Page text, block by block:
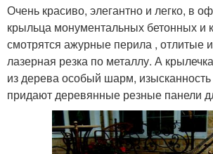
Очень красиво, элегантно и легко, в
крыльца монументальных бетонных и
смотрятся ажурные перила , отлитые
лазерная резка по металлу. А
из дерева особый шарм, изысканность
придают деревянные резные панели